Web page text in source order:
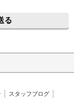
る
スタッフブログ